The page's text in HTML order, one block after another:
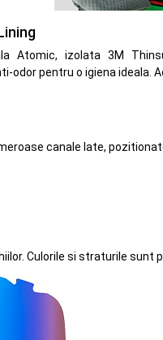
Atomic, izolata 3M
odor pentru o igiena ideala.
canale late,
Culorile si straturile sunt